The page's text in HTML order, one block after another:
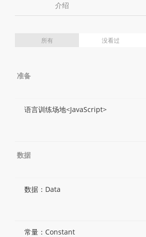
介绍
所有 没看过
准备
语言训练场地<JavaScript>
数据
数据：Data
常量：Constant